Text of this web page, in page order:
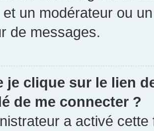
un modérateur ou
de messages.
je clique sur le lien
de me connecter ?
a activé